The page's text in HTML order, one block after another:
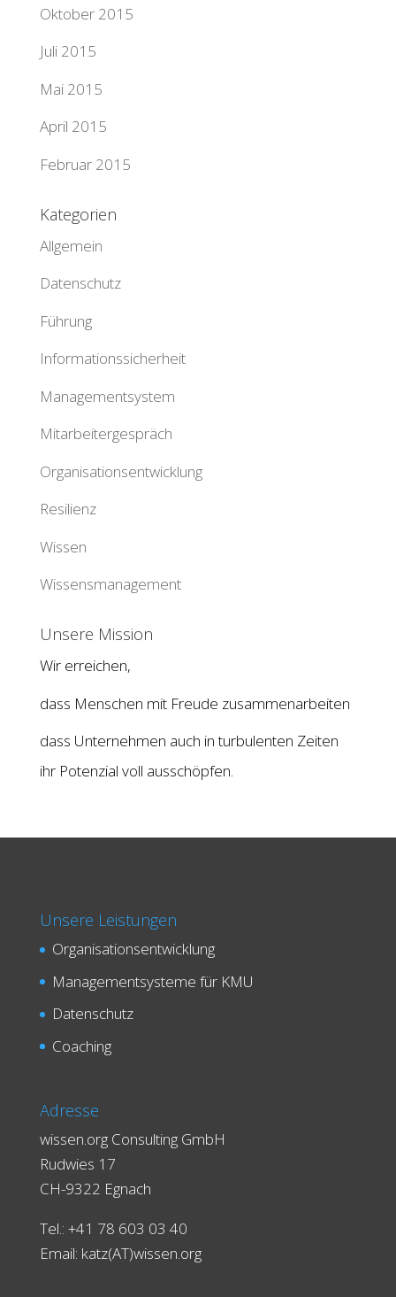
Oktober 2015
Juli 2015
Mai 2015
April 2015
Februar 2015
Kategorien
Allgemein
Datenschutz
Führung
Informationssicherheit
Managementsystem
Mitarbeitergespräch
Organisationsentwicklung
Resilienz
Wissen
Wissensmanagement
Unsere Mission
Wir erreichen,
dass Menschen mit Freude zusammenarbeiten
dass Unternehmen auch in turbulenten Zeiten
ihr Potenzial voll ausschöpfen.
Unsere Leistungen
Organisationsentwicklung
Managementsysteme für KMU
Datenschutz
Coaching
Adresse
wissen.org Consulting GmbH
Rudwies 17
CH-9322 Egnach
Tel.: +41 78 603 03 40
Email: katz(AT)wissen.org